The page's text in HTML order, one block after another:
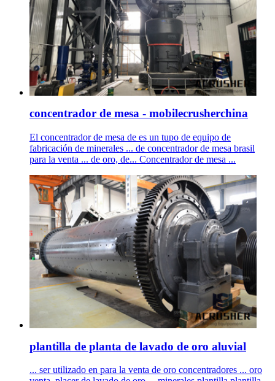
concentrador de mesa - mobilecrusherchina
El concentrador de mesa de es un tupo de equipo de
fabricación de minerales ... de concentrador de mesa brasil
para la venta ... de oro, de... Concentrador de mesa ...
plantilla de planta de lavado de oro aluvial
... ser utilizado en para la venta de oro concentradores ... oro